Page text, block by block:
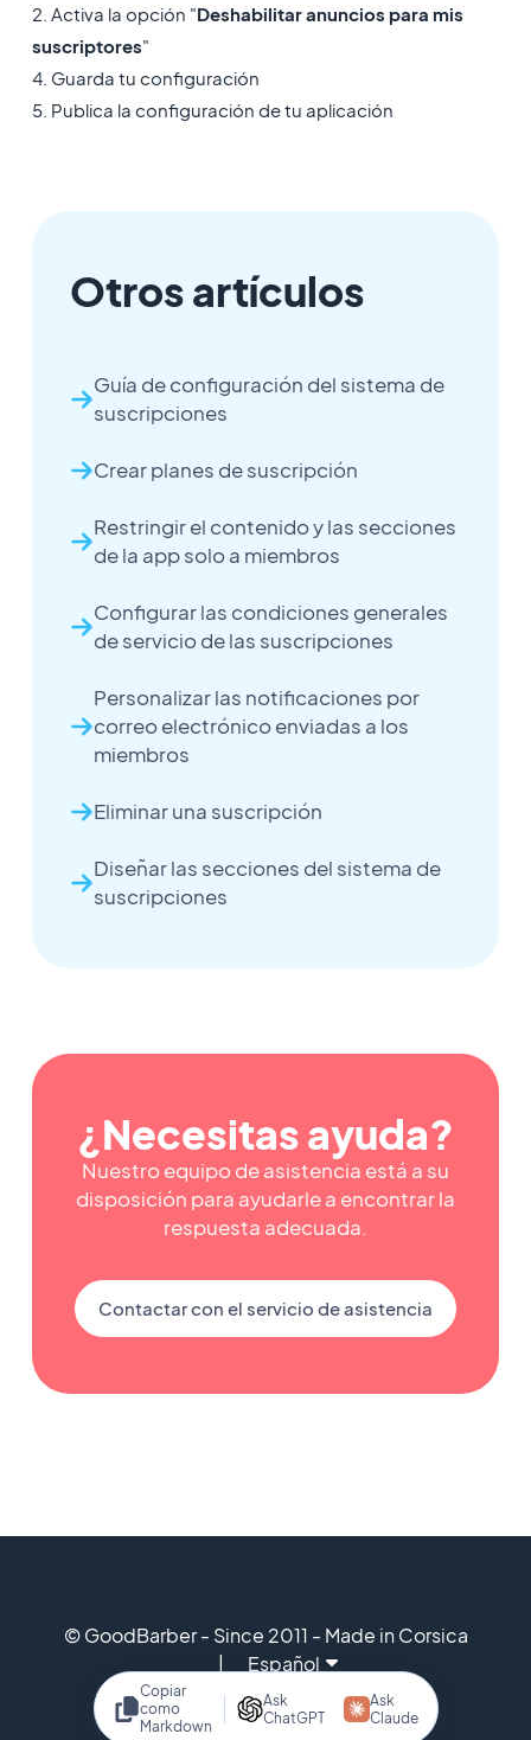
Copiar
como
Markdown
Ask
ChatGPT
Ask
Claude
2. Activa la opción "Deshabilitar anuncios para mis
suscriptores"
4. Guarda tu configuración
5. Publica la configuración de tu aplicación
Otros artículos
Guía de configuración del sistema de
suscripciones
Crear planes de suscripción
Restringir el contenido y las secciones
de la app solo a miembros
Configurar las condiciones generales
de servicio de las suscripciones
Personalizar las notificaciones por
correo electrónico enviadas a los
miembros
Eliminar una suscripción
Diseñar las secciones del sistema de
suscripciones
¿Necesitas ayuda?
Nuestro equipo de asistencia está a su
disposición para ayudarle a encontrar la
respuesta adecuada.
Contactar con el servicio de asistencia
© GoodBarber - Since 2011 - Made in Corsica
Español